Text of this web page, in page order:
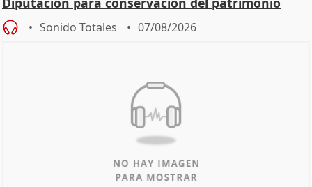
Sonido Totales 07/08/2026